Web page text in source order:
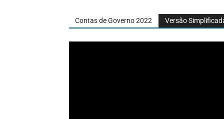
Contas de Governo 2022 Versão